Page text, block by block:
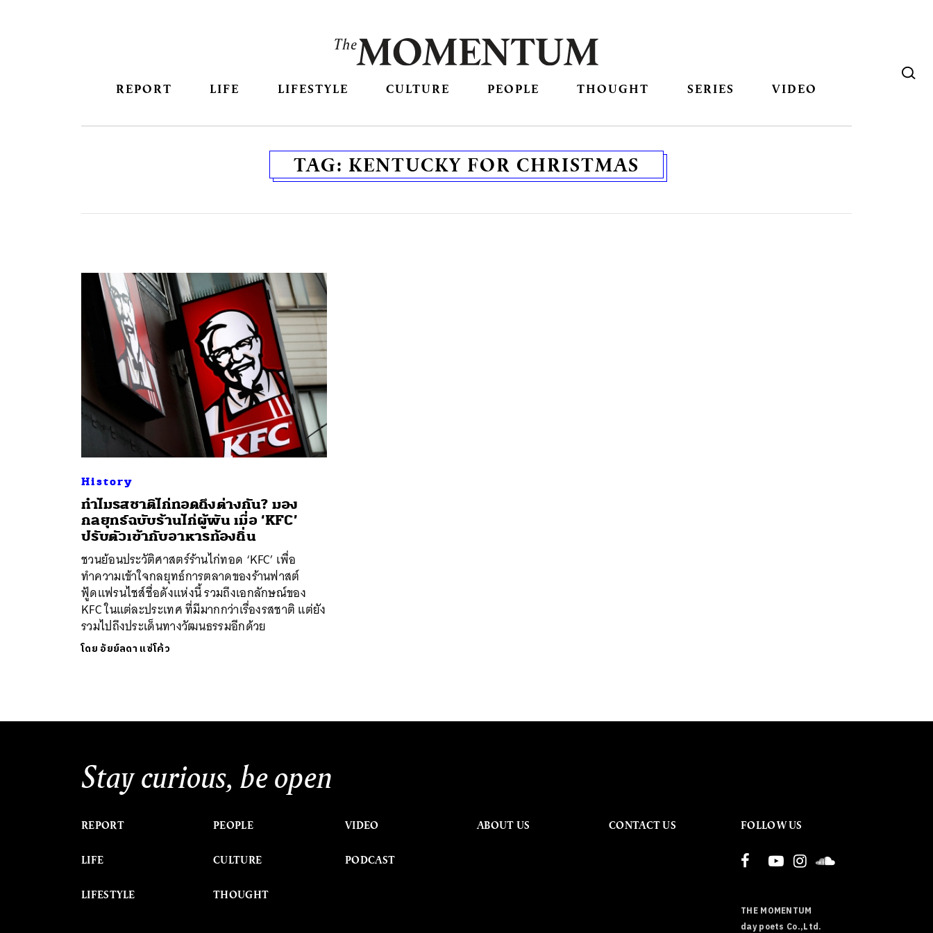
REPORT LIFE LIFESTYLE CULTURE PEOPLE THOUGHT SERIES VIDEO
TAG: KENTUCKY FOR CHRISTMAS
History
ทำไมรสชาติไก่ทอดถึงต่างกัน? มอง
กลยุทธ์ฉบับร้านไก่ผู้พัน เมื่อ ‘KFC’
ปรับตัวเข้ากับอาหารท้องถิ่น
ชวนย้อนประวัติศาสตร์ร้านไก่ทอด ‘KFC’ เพื่อ
ทำความเข้าใจกลยุทธ์การตลาดของร้านฟาสต์
ฟู้ดแฟรนไชส์ชื่อดังแห่งนี้ รวมถึงเอกลักษณ์ของ
KFC ในแต่ละประเทศ ที่มีมากกว่าเรื่องรสชาติ แต่ยัง
รวมไปถึงประเด็นทางวัฒนธรรมอีกด้วย
โดย อัยย์ลดา แซ่โค้ว
Stay curious, be open
REPORT
LIFE
LIFESTYLE
PEOPLE
CULTURE
THOUGHT
VIDEO
PODCAST
ABOUT US CONTACT US FOLLOW US
THE MOMENTUM
day poets Co.,Ltd.